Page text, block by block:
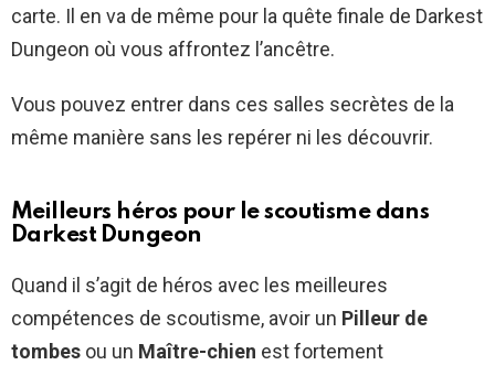
carte. Il en va de même pour la quête finale de Darkest
Dungeon où vous affrontez l’ancêtre.
Vous pouvez entrer dans ces salles secrètes de la
même manière sans les repérer ni les découvrir.
Meilleurs héros pour le scoutisme dans
Darkest Dungeon
Quand il s’agit de héros avec les meilleures
compétences de scoutisme, avoir un Pilleur de
tombes ou un Maître-chien est fortement